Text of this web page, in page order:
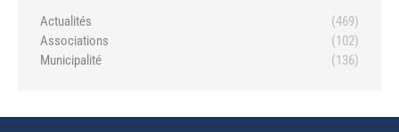
Actualités
(469)
Associations
(102)
Municipalité
(136)